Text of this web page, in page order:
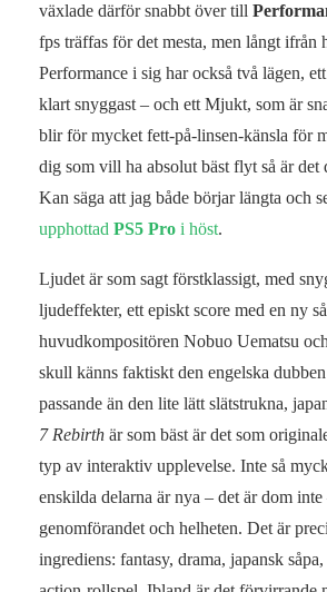
växlade därför snabbt över till
fps träffas för det mesta, men långt ifrån
Performance i sig har också två lägen,
klart snyggast – och ett Mjukt, som är
blir för mycket fett-på-linsen-känsla för
dig som vill ha absolut bäst flyt så är det
Kan säga att jag både börjar längta och
upphottad PS5 Pro i höst.
Ljudet är som sagt förstklassigt, med
ljudeffekter, ett episkt score med en ny
huvudkompositören Nobuo Uematsu
skull känns faktiskt den engelska
passande än den lite lätt slätstrukna,
7 Rebirth är som bäst är det som
typ av interaktiv upplevelse. Inte så
enskilda delarna är nya – det är dom
genomförandet och helheten. Det är
ingrediens: fantasy, drama, japansk